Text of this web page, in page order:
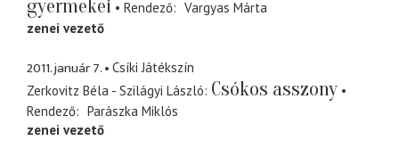
gyermekei
Rendező
Vargyas Márta
zenei vezető
2011. január 7.
Csíki Játékszín
Zerkovitz Béla - Szilágyi László Csókos asszony
Rendező
Parászka Miklós
zenei vezető